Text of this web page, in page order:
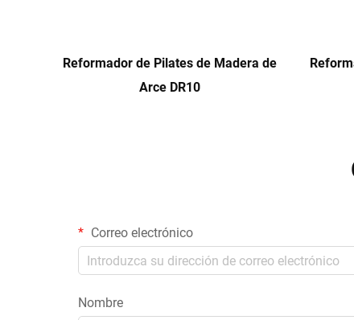
Reformador de Pilates de Madera de
Arce DR10
Correo electrónico
Nombre